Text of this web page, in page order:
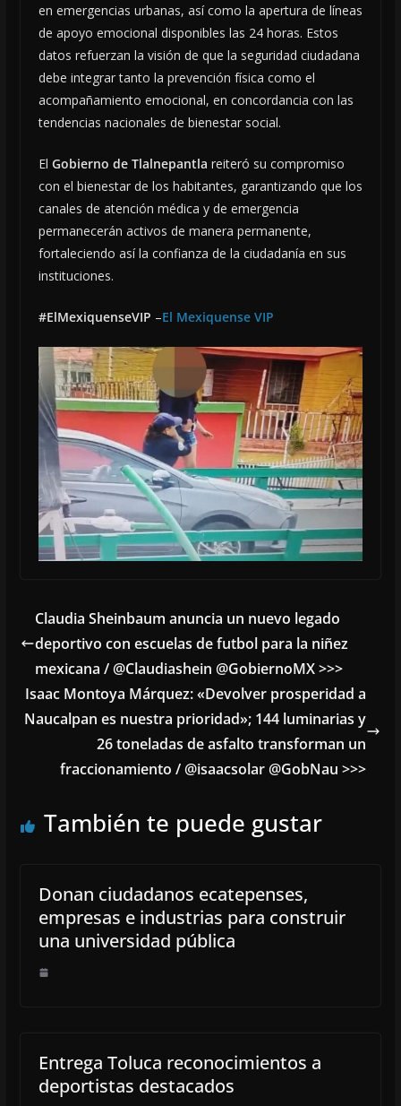
en emergencias urbanas, así como la apertura de líneas
de apoyo emocional disponibles las 24 horas. Estos
datos refuerzan la visión de que la seguridad ciudadana
debe integrar tanto la prevención física como el
acompañamiento emocional, en concordancia con las
tendencias nacionales de bienestar social.
El Gobierno de Tlalnepantla reiteró su compromiso
con el bienestar de los habitantes, garantizando que los
canales de atención médica y de emergencia
permanecerán activos de manera permanente,
fortaleciendo así la confianza de la ciudadanía en sus
instituciones.
#ElMexiquenseVIP –El Mexiquense VIP
Claudia Sheinbaum anuncia un nuevo legado
deportivo con escuelas de futbol para la niñez
mexicana / @Claudiashein @GobiernoMX >>>
Isaac Montoya Márquez: «Devolver prosperidad a
Naucalpan es nuestra prioridad»; 144 luminarias y
26 toneladas de asfalto transforman un
fraccionamiento / @isaacsolar @GobNau >>>
También te puede gustar
Donan ciudadanos ecatepenses,
empresas e industrias para construir
una universidad pública
Entrega Toluca reconocimientos a
deportistas destacados